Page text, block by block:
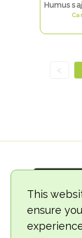
This
ensure
Humus s
<
© 2018-2026